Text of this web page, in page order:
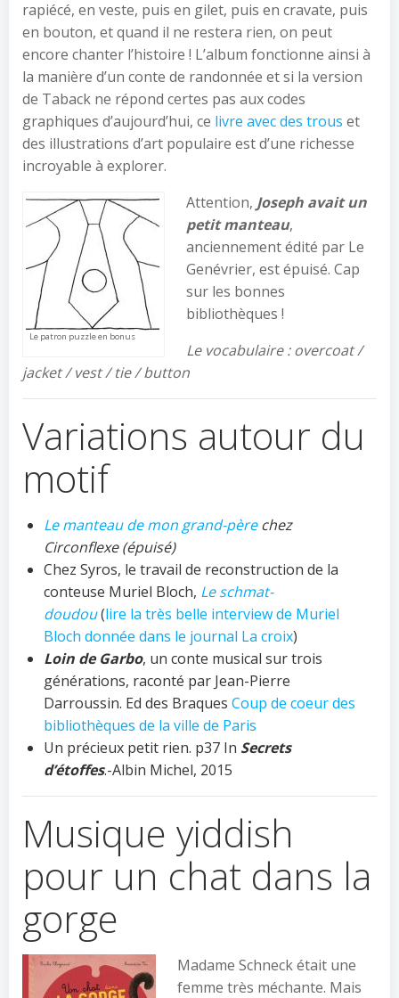
rapiécé, en veste, puis en gilet, puis en cravate, puis
en bouton, et quand il ne restera rien, on peut
encore chanter l’histoire ! L’album fonctionne ainsi à
la manière d’un conte de randonnée et si la version
de Taback ne répond certes pas aux codes
graphiques d’aujourd’hui, ce livre avec des trous et
des illustrations d’art populaire est d’une richesse
incroyable à explorer.
Le patron puzzle en bonus
Attention, Joseph avait un
petit manteau,
anciennement édité par Le
Genévrier, est épuisé. Cap
sur les bonnes
bibliothèques !
Le vocabulaire : overcoat /
jacket / vest / tie / button
Variations autour du
motif
Le manteau de mon grand-pèrechez
Circonflexe (épuisé)
Chez Syros, le travail de reconstruction de la
conteuse Muriel Bloch, Le schmat-
doudou(lire la très belle interview de Muriel
Bloch donnée dans le journal La croix)
Loin de Garbo, un conte musical sur trois
générations, raconté par Jean-Pierre
Darroussin. Ed des Braques Coup de coeur des
bibliothèques de la ville de Paris
Un précieux petit rien. p37 In Secrets
d’étoffes.-Albin Michel, 2015
Musique yiddish
pour un chat dans la
gorge
Madame Schneck était une
femme très méchante. Mais